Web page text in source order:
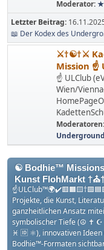
Moderator:★
Letzter Beitrag:
📖 Der Kodex des
⚔†☯†⚔
Mission ☝
☝ ULClub
Wien/
Moderatoren:
☯️ Bodhie™
Kunst FlohMarkt
Projekte, die Kunst,
ganzheitlichen Ansatz
symbolischer Tiefe (☮️ ✝️ ☪️
♓️ 🆔 ⚛️), innovativen
Bodhie™-Formaten